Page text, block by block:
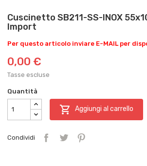
Cuscinetto SB211-SS-INOX
Import
Per questo articolo inviare E-MAIL per
0,00 €
Tasse escluse
Quantità
 Aggiungi al carrello
Condividi